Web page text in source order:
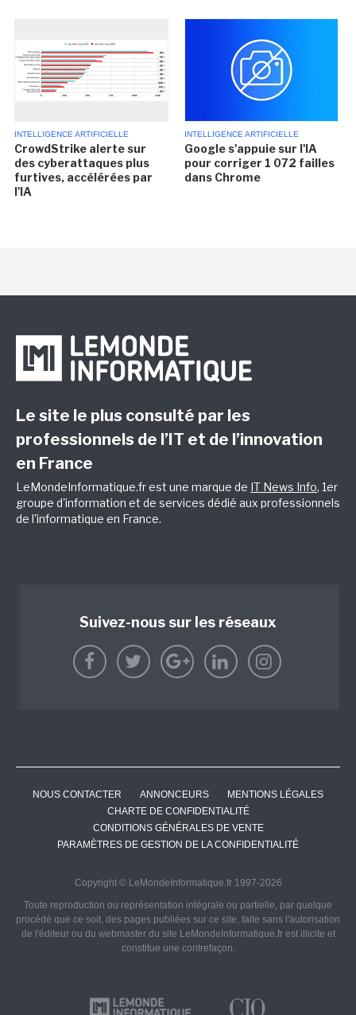
INTELLIGENCE ARTIFICIELLE
CrowdStrike alerte sur
des cyberattaques plus
furtives, accélérées par
l'IA
INTELLIGENCE ARTIFICIELLE
Google s'appuie sur l'IA
pour corriger 1 072 failles
dans Chrome
Le site le plus consulté par les
professionnels de l’IT et de l’innovation
en France
LeMondeInformatique.fr est une marque de IT News Info, 1er
groupe d'information et de services dédié aux professionnels
de l'informatique en France.
Suivez-nous sur les réseaux
NOUS CONTACTER ANNONCEURS
MENTIONS LÉGALES
CHARTE DE CONFIDENTIALITÉ
CONDITIONS GÉNÉRALES DE VENTE
PARAMÈTRES DE GESTION DE LA CONFIDENTIALITÉ
Copyright © LeMondeInformatique.fr 1997-2026
Toute reproduction ou représentation intégrale ou partielle, par quelque
procédé que ce soit, des pages publiées sur ce site, faite sans l'autorisation
de l'éditeur ou du webmaster du site LeMondeInformatique.fr est illicite et
constitue une contrefaçon.